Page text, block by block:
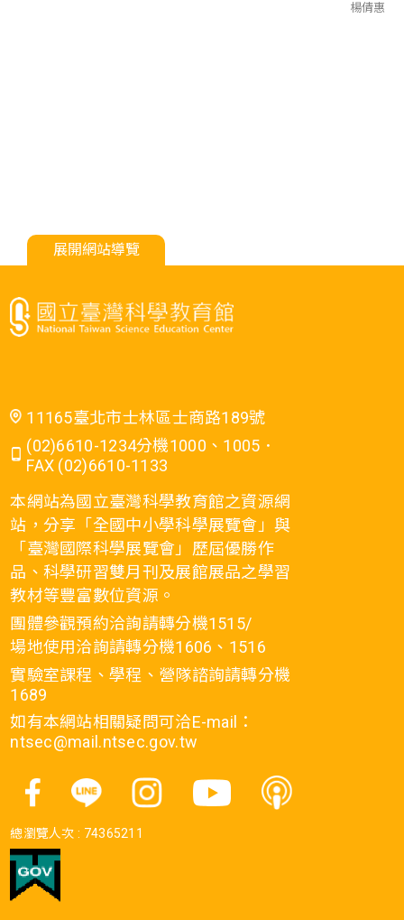
楊倩惠
展開網站導覽
11165臺北市士林區士商路189號
(02)6610-1234分機1000、1005．
FAX (02)6610-1133
本網站為國立臺灣科學教育館之資源網
站，分享「全國中小學科學展覽會」與
「臺灣國際科學展覽會」歷屆優勝作
品、科學研習雙月刊及展館展品之學習
教材等豐富數位資源。
團體參觀預約洽詢請轉分機1515/
場地使用洽詢請轉分機1606、1516
實驗室課程、學程、營隊諮詢請轉分機
1689
如有本網站相關疑問可洽E-mail：
ntsec@mail.ntsec.gov.tw
總瀏覽人次 : 74365211